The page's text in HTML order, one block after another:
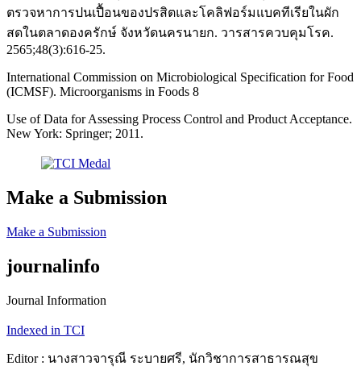
ตรวจหาการปนเปื้อนของปรสิตและโคลิฟอร์มแบคทีเรียในผัก
สดในตลาดองครักษ์ จังหวัดนครนายก. วารสารควบคุมโรค.
2565;48(3):616-25.
International Commission on Microbiological Specification for Food
(ICMSF). Microorganisms in Foods 8
Use of Data for Assessing Process Control and Product Acceptance.
New York: Springer; 2011.
Make a Submission
Make a Submission
journalinfo
Journal Information
Indexed in TCI
Editor : นางสาวจารุณี ระบายศรี, นักวิชาการสาธารณสุข